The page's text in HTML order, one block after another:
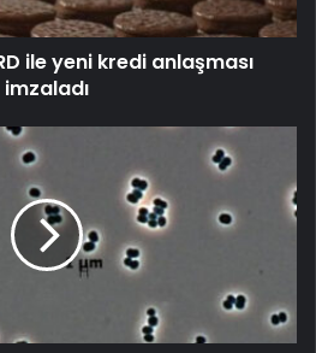
ile yeni kredi anlaşması
imzaladı